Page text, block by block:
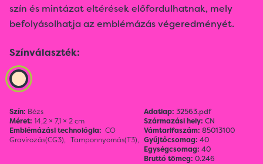
szín és mintázat eltérések előfordulhatnak, mely
befolyásolhatja az emblémázás végeredményét.
Színválaszték:
Szín: Bézs
Méret: 14,2 × 7,1 × 2 cm
Emblémázási technológia: CO
Gravírozás(CG3), Tamponnyomás(T3),
Adatlap: 32563.pdf
Származási hely: CN
Vámtarifaszám: 85013100
Gyűjtőcsomag: 40
Egységcsomag: 40
Bruttó tömeg: 0.246